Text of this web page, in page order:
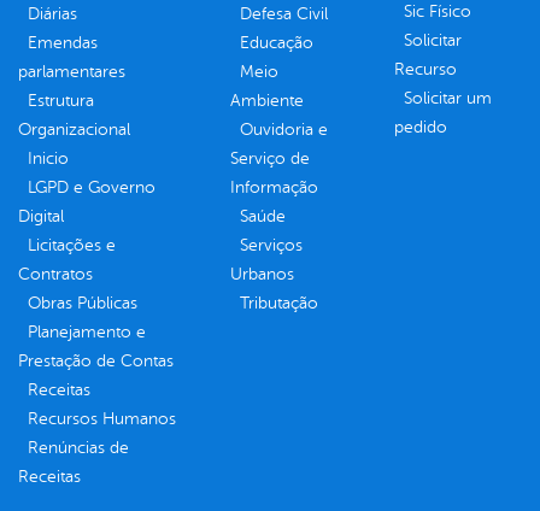
Diárias
Emendas
parlamentares
Estrutura
Organizacional
Inicio
LGPD e Governo
Digital
Licitações e
Contratos
Obras Públicas
Planejamento e
Prestação de Contas
Receitas
Recursos Humanos
Renúncias de
Receitas
Defesa Civil
Educação
Meio
Ambiente
Ouvidoria e
Serviço de
Informação
Saúde
Serviços
Urbanos
Tributação
Sic Físico
Solicitar
Recurso
Solicitar um
pedido